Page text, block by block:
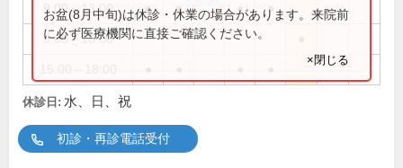
9:00～13:00 ● ● ● ●
9:00～16:00
お盆(8月中旬)は休診・休業の場合があります。来院前
に必ず医療機関に直接ご確認ください。
×閉じる
休診日: 水、日、祝
初診・再診電話受付